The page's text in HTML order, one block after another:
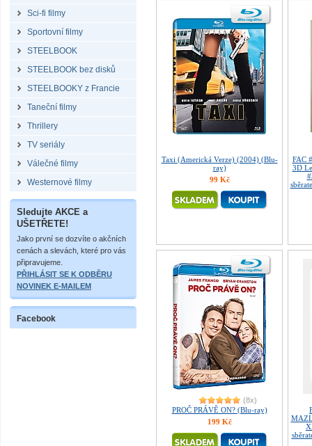
Sci-fi filmy
Sportovní filmy
STEELBOOK
STEELBOOK bez disků
STEELBOOKY z Francie
Taneční filmy
Thrillery
TV seriály
Válečné filmy
Westernové filmy
Sledujte AKCE a
UŠETŘETE!
Jako první se dozvíte o akčních
cenách a slevách, které pro vás
připravujeme.
PŘIHLÁSIT SE K ODBĚRU
NOVINEK E-MAILEM
Facebook
Taxi (Americká Verze) (2004) (Blu-
ray)
99 Kč
FAC
3D
(8x)
PROČ PRÁVĚ ON? (Blu-ray)
199 Kč